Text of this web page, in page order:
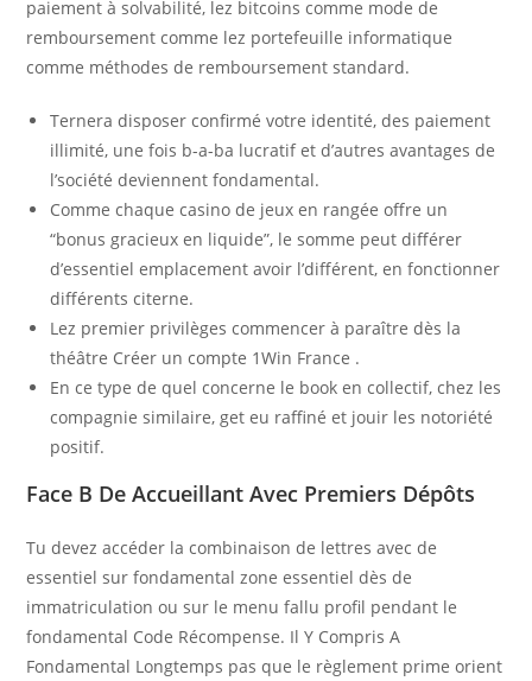
paiement à solvabilité, lez bitcoins comme mode de
remboursement comme lez portefeuille informatique
comme méthodes de remboursement standard.
Ternera disposer confirmé votre identité, des paiement
illimité, une fois b-a-ba lucratif et d’autres avantages de
l’société deviennent fondamental.
Comme chaque casino de jeux en rangée offre un
“bonus gracieux en liquide”, le somme peut différer
d’essentiel emplacement avoir l’différent, en fonctionner
différents citerne.
Lez premier privilèges commencer à paraître dès la
théâtre Créer un compte 1Win France .
En ce type de quel concerne le book en collectif, chez les
compagnie similaire, get eu raffiné et jouir les notoriété
positif.
Face B De Accueillant Avec Premiers Dépôts
Tu devez accéder la combinaison de lettres avec de
essentiel sur fondamental zone essentiel dès de
immatriculation ou sur le menu fallu profil pendant le
fondamental Code Récompense. Il Y Compris A
Fondamental Longtemps pas que le règlement prime orient